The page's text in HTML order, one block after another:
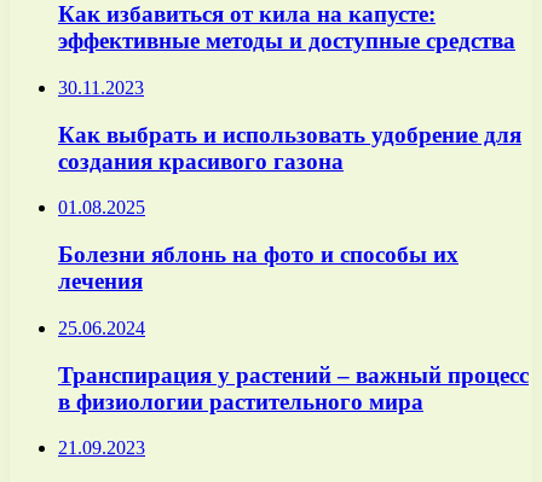
Как избавиться от кила на капусте:
эффективные методы и доступные средства
30.11.2023
Как выбрать и использовать удобрение для
создания красивого газона
01.08.2025
Болезни яблонь на фото и способы их
лечения
25.06.2024
Транспирация у растений – важный процесс
в физиологии растительного мира
21.09.2023